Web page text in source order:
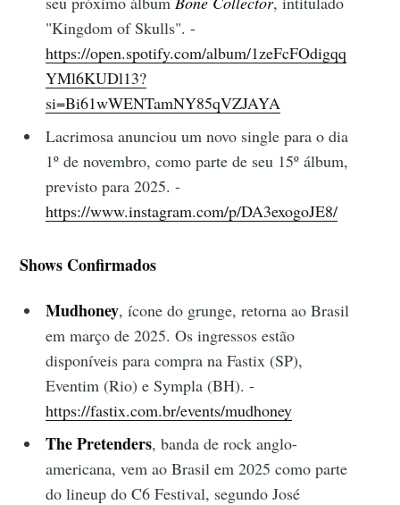
"Kingdom of Skulls". -
https://open.spotify.com/album/1zeFcFOdigqq
YMl6KUDl13?
si=Bi61wWENTamNY85qVZJAYA
Lacrimosa anunciou um novo single para o dia
1º de novembro, como parte de seu 15º álbum,
previsto para 2025. -
https://www.instagram.com/p/DA3exogoJE8/
Shows Confirmados
Mudhoney, ícone do grunge, retorna ao Brasil
em março de 2025. Os ingressos estão
disponíveis para compra na Fastix (SP),
Eventim (Rio) e Sympla (BH). -
https://fastix.com.br/events/mudhoney
The Pretenders, banda de rock anglo-
americana, vem ao Brasil em 2025 como parte
do lineup do C6 Festival, segundo José